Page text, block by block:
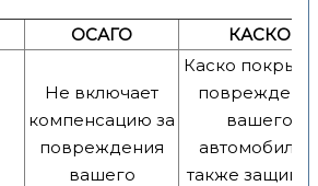
ОСАГО КАСКО
Не включает
компенсацию за
повреждения
вашего
Каско
вашего
автомобиля,
также